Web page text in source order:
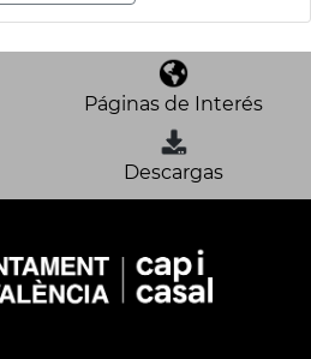
Páginas de Interés
Descargas